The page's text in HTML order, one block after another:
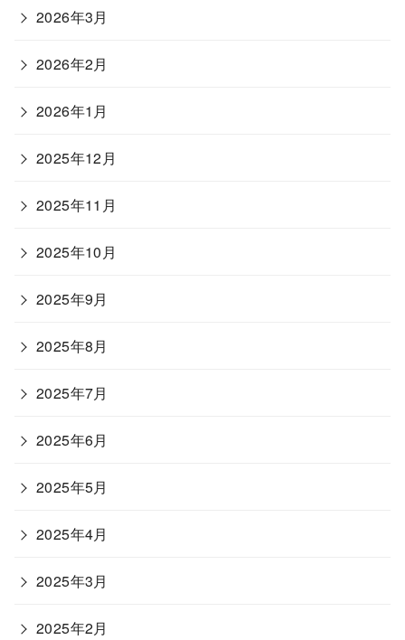
2026年3月
2026年2月
2026年1月
2025年12月
2025年11月
2025年10月
2025年9月
2025年8月
2025年7月
2025年6月
2025年5月
2025年4月
2025年3月
2025年2月